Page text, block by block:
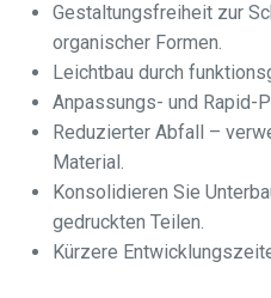
Gestaltungsfreiheit zur
organischer Formen.
Leichtbau durch
Anpassungs- und Rapid-
Reduzierter Abfall –
Material.
Konsolidieren Sie
gedruckten Teilen.
Kürzere